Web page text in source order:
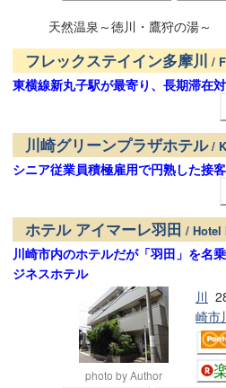
天然温泉～徳川・鷹狩の湯～
フレックステイイン多摩川 /
東横線新丸子駅が最寄り、長期滞在
川崎グリーンプラザホテル/
シニア従業員積極雇用で円熟した接
ホテル アイマーレ羽田 / Hotel
川崎市内のホテルだが「羽田」を名
ジネスホテル
photo by Author
川
崎市